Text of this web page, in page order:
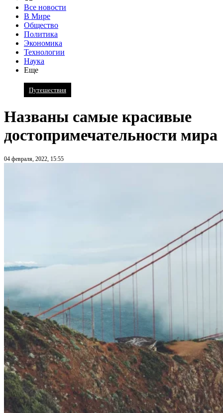
Все новости
В Мире
Общество
Политика
Экономика
Технологии
Наука
Еще
Путешествия
Названы самые красивые
достопримечательности мира
04 февраля, 2022, 15:55